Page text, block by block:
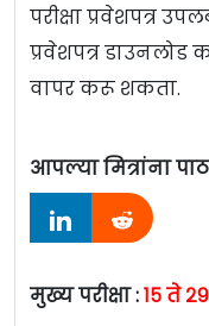
परीक्षा प्रवेशपत्र
प्रवेशपत्र
वापर करू शकता.
आपल्या मित्रांना
मुख्य परीक्षा :१५ ते